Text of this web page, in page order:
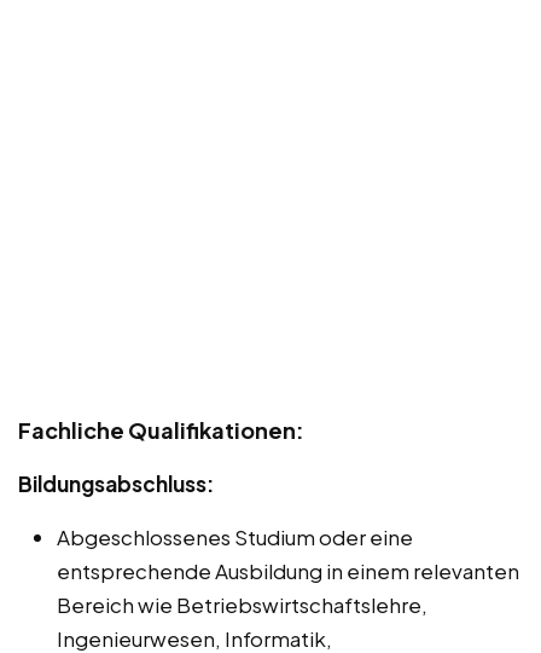
Fachliche Qualifikationen:
Bildungsabschluss:
Abgeschlossenes Studium oder eine
entsprechende Ausbildung in einem relevanten
Bereich wie Betriebswirtschaftslehre,
Ingenieurwesen, Informatik,